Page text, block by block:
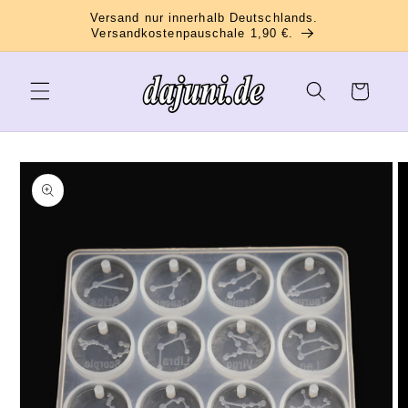
Versand nur innerhalb Deutschlands.
Versandkostenpauschale 1,90 €.
Warenkorb